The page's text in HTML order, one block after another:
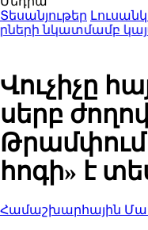
Տեսանյութեր
նկատմամբ
Վուչիչը
սերբ
հոգի» է
Համաշխարհային